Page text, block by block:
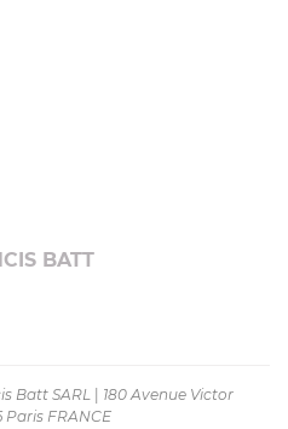
BATT
Batt SARL
180 Avenue Victor
Paris FRANCE